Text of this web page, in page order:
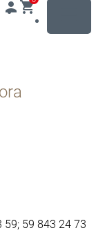
59; 59 843 24 73